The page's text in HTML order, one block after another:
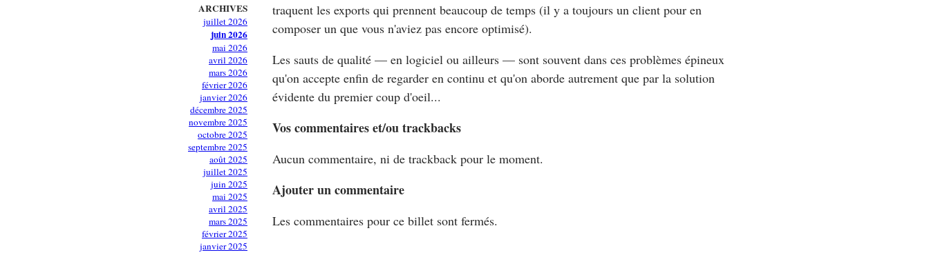
ARCHIVES
juillet 2026
juin 2026
mai 2026
avril 2026
mars 2026
février 2026
janvier 2026
décembre 2025
novembre 2025
octobre 2025
septembre 2025
août 2025
juillet 2025
juin 2025
mai 2025
avril 2025
mars 2025
février 2025
janvier 2025
traquent les exports qui prennent beaucoup de temps (il y a toujours un client pour en
composer un que vous n'aviez pas encore optimisé).
Les sauts de qualité — en logiciel ou ailleurs — sont souvent dans ces problèmes épineux
qu'on accepte enfin de regarder en continu et qu'on aborde autrement que par la solution
évidente du premier coup d'oeil...
Vos commentaires et/ou trackbacks
Aucun commentaire, ni de trackback pour le moment.
Ajouter un commentaire
Les commentaires pour ce billet sont fermés.